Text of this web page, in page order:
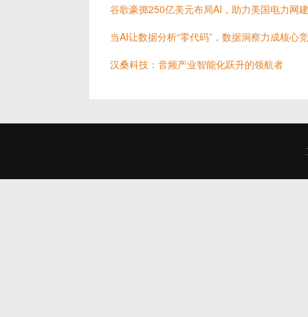
谷歌豪掷250亿美元布局AI，助力美国电力网
当AI让数据分析“零代码”，数据洞察力成核心
汉桑科技：音频产业智能化跃升的领航者